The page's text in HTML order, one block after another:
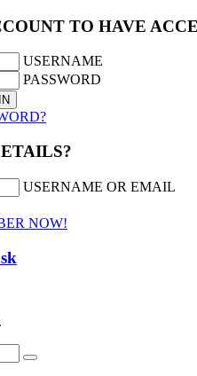
TO HAVE
USERNAME
PASSWORD
USERNAME OR EMAIL
NOW!